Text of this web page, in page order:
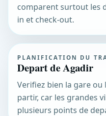
comparent surtout les
in et check-out.
PLANIFICATION DU
Depart de Agadir
Verifiez bien la gare
partir, car les grandes
plusieurs points de